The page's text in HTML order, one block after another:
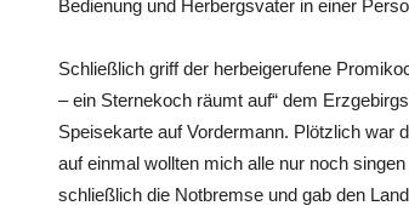
Bedienung und Herbergsvater in einer
Schließlich griff der herbeigerufene
– ein Sternekoch räumt auf“ dem
Speisekarte auf Vordermann. Plötzlich war
auf einmal wollten mich alle nur noch
schließlich die Notbremse und gab den